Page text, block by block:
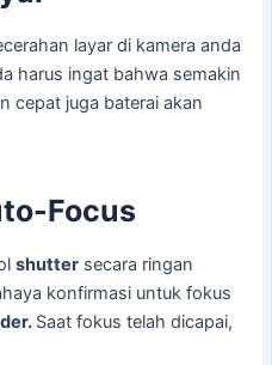
layar di kamera anda
harus ingat bahwa semakin
cepat juga baterai akan
Focus
shutter secara ringan
konfirmasi untuk fokus
Saat fokus telah dicapai,